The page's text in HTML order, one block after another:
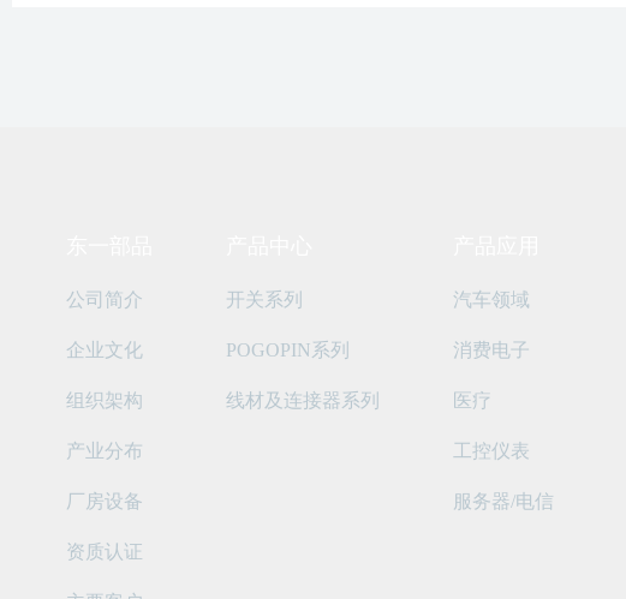
公司简介
企业文化
组织架构
产业分布
厂房设备
资质认证
开关系列
POGOPIN系列
线材及连接器系列
汽车领域
消费电子
医疗
工控仪表
服务器/电信